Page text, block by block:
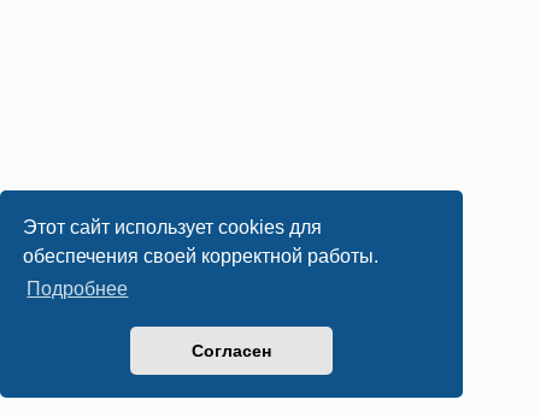
Этот сайт использует cookies для
обеспечения своей корректной работы.
Подробнее
Согласен